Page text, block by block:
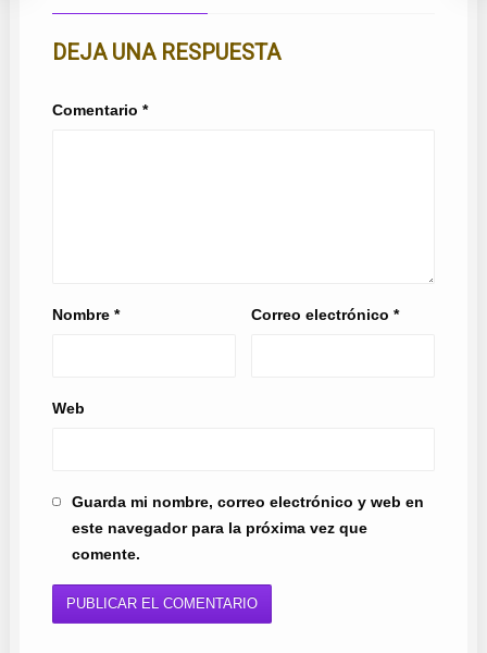
DEJA UNA RESPUESTA
Comentario *
Nombre * Correo electrónico*
Web
Guarda mi nombre, correo electrónico y web en
este navegador para la próxima vez que
comente.